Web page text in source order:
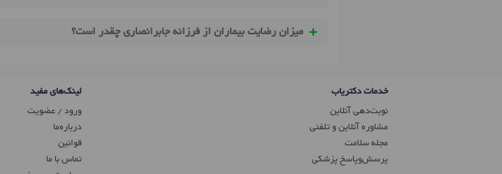
میزان رضایت بیماران از فرزانه جابرانصاری چقدر است؟
خدمات دکتریاب
نوبت‌دهی آنلاین
مشاوره آنلاین و تلفنی
مجله سلامت
پرسش‌و‌پاسخ پزشکی
لینک‌های مفید
ورود / عضویت
درباره‌ما
قوانین
تماس ‌با ما